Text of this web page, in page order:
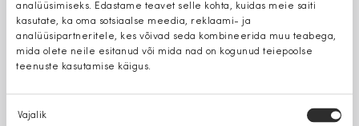
analüüsimiseks. Edastame teavet selle kohta, kuidas meie saiti
kasutate, ka oma sotsiaalse meedia, reklaami- ja
analüüsipartneritele, kes võivad seda kombineerida muu teabega,
mida olete neile esitanud või mida nad on kogunud teiepoolse
teenuste kasutamise käigus.
Nõusoleku
Vajalik